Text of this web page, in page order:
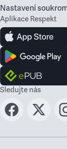
Nastavení
Aplikace Respekt
Sledujte nás